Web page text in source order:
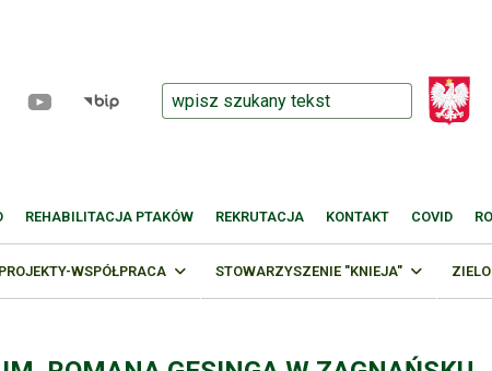
REHABILITACJA PTAKÓW REKRUTACJA KONTAKT COVID
PROJEKTY-WSPÓŁPRACA STOWARZYSZENIE "KNIEJA"